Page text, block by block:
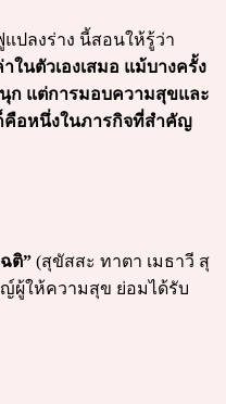
ปลงร่าง นี้สอนให้รู้ว่า
นตัวเองเสมอ แม้บางครั้ง
นุก แต่การมอบความสุขและ
คือหนึ่งในภารกิจที่สำคัญ
ติ” (สุขัสสะ ทาตา เมธาวี สุ
ผู้ให้ความสุข ย่อมได้รับ